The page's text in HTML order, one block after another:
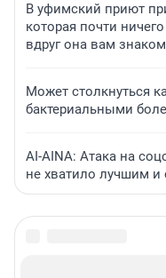
В уфимский приют
которая почти
вдруг она вам
Может столкнуться
бактериальными
AI-AINA: Атака на
не хватило лучшим и